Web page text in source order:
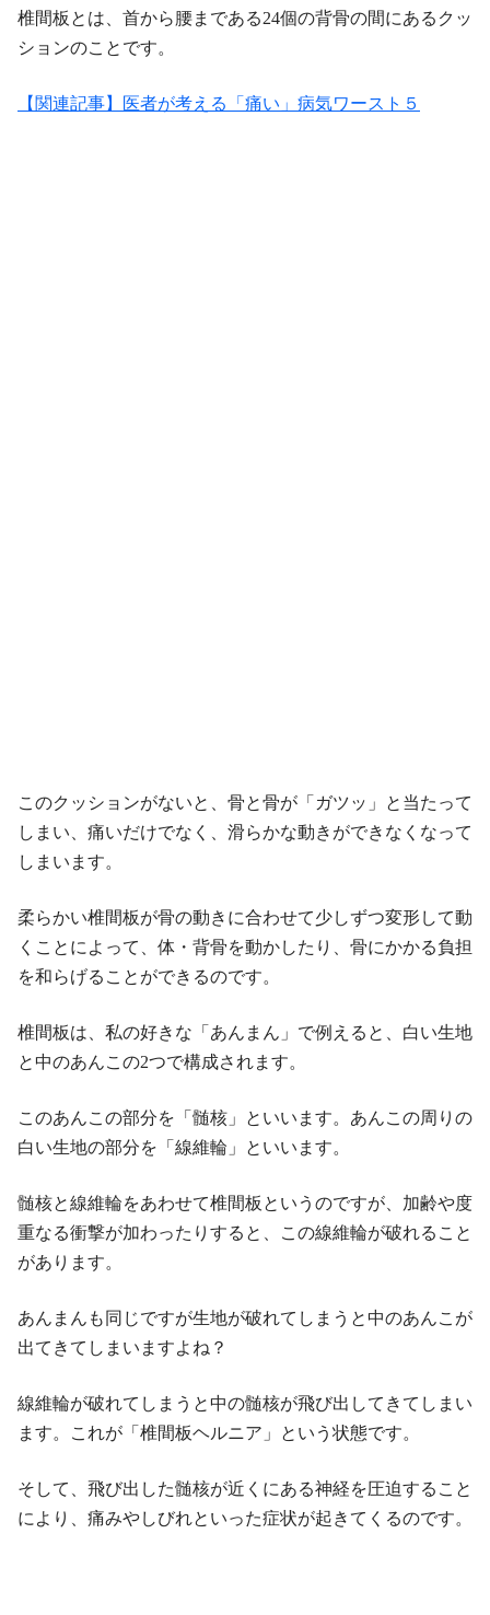
椎間板とは、首から腰まである24個の背骨の間にあるクッ
ションのことです。
【関連記事】医者が考える「痛い」病気ワースト５
このクッションがないと、骨と骨が「ガツッ」と当たって
しまい、痛いだけでなく、滑らかな動きができなくなって
しまいます。
柔らかい椎間板が骨の動きに合わせて少しずつ変形して動
くことによって、体・背骨を動かしたり、骨にかかる負担
を和らげることができるのです。
椎間板は、私の好きな「あんまん」で例えると、白い生地
と中のあんこの2つで構成されます。
このあんこの部分を「髄核」といいます。あんこの周りの
白い生地の部分を「線維輪」といいます。
髄核と線維輪をあわせて椎間板というのですが、加齢や度
重なる衝撃が加わったりすると、この線維輪が破れること
があります。
あんまんも同じですが生地が破れてしまうと中のあんこが
出てきてしまいますよね？
線維輪が破れてしまうと中の髄核が飛び出してきてしまい
ます。これが「椎間板ヘルニア」という状態です。
そして、飛び出した髄核が近くにある神経を圧迫すること
により、痛みやしびれといった症状が起きてくるのです。